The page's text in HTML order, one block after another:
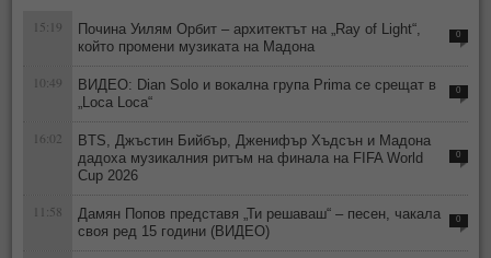
15:19
Почина Уилям Орбит – архитектът на „Ray of Light“,
който промени музиката на Мадона
0
10:49
ВИДЕО: Dian Solo и вокална група Prima се срещат в
„Loca Loca“
0
16:02
BTS, Джъстин Бийбър, Дженифър Хъдсън и Мадона
дадоха музикалния ритъм на финала на FIFA World
Cup 2026
0
11:58
Дамян Попов представя „Ти решаваш“ – песен, чакала
своя ред 15 години (ВИДЕО)
0